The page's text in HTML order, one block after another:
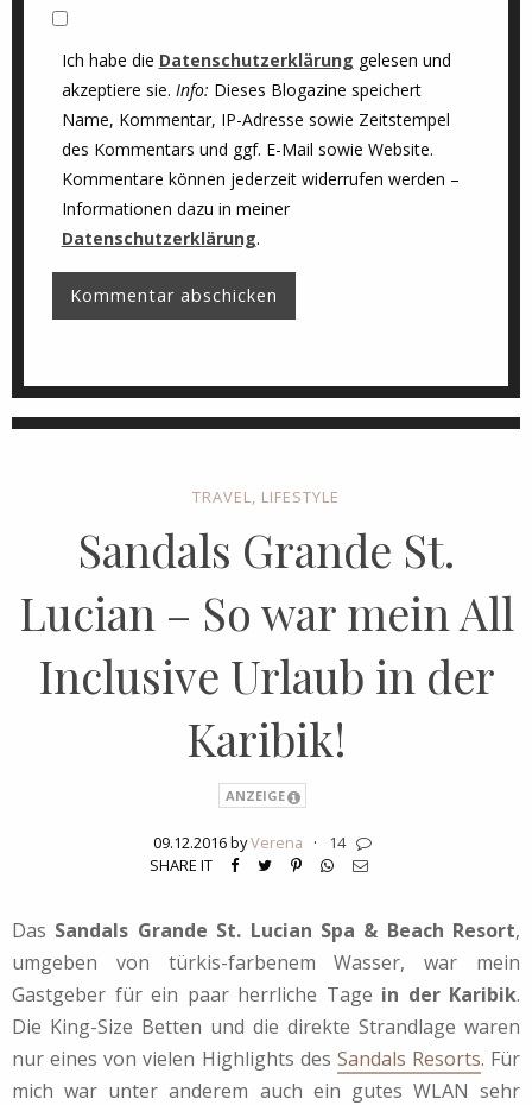
Ich habe die Datenschutzerklärung gelesen und
akzeptiere sie. Info: Dieses Blogazine speichert
Name, Kommentar, IP-Adresse sowie Zeitstempel
des Kommentars und ggf. E-Mail sowie Website.
Kommentare können jederzeit widerrufen werden –
Informationen dazu in meiner
Datenschutzerklärung.
TRAVEL, LIFESTYLE
Sandals Grande St.
Lucian – So war mein All
Inclusive Urlaub in der
Karibik!
ANZEIGE
09.12.2016 byVerena ·
14
SHARE IT
Das Sandals Grande St. Lucian Spa & Beach Resort,
umgeben von türkis-farbenem Wasser, war mein
Gastgeber für ein paar herrliche Tage in der Karibik.
Die King-Size Betten und die direkte Strandlage waren
nur eines von vielen Highlights des Sandals Resorts. Für
mich war unter anderem auch ein gutes WLAN sehr